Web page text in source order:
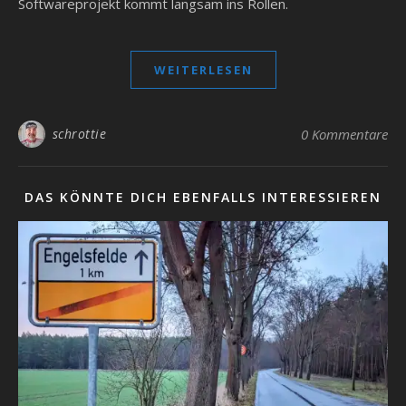
WEITERLESEN
schrottie 0 Kommentare
DAS KÖNNTE DICH EBENFALLS INTERESSIEREN